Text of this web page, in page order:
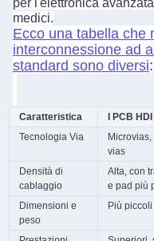
medici.
Ecco una tabella che
interconnessione ad
standard sono diversi:
Caratteristica I PCB HDI
Tecnologia Via
vias
Densità di
cablaggio
Alta, con
e pad più
Dimensioni e
peso
Più